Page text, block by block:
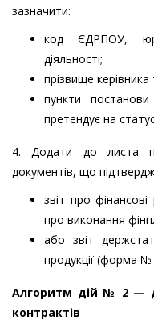
зазначити:
код ЄДРПОУ,
діяльності;
прізвище
пункти
претендує на
4. Додати до листа
документів, що
звіт про
про виконання
або звіт
продукції (форма
Алгоритм дій № 2 —
контрактів